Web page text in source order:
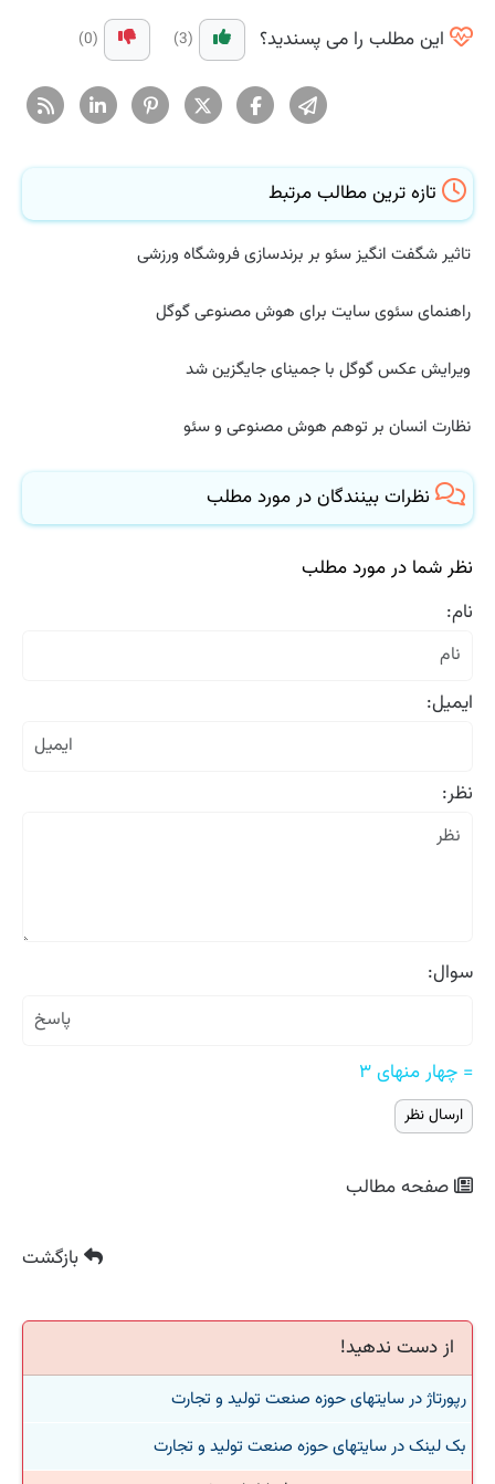
این مطلب را می پسندید؟ (3)
(0)
تازه ترین مطالب مرتبط
تاثیر شگفت انگیز سئو بر برندسازی فروشگاه ورزشی
راهنمای سئوی سایت برای هوش مصنوعی گوگل
ویرایش عکس گوگل با جمینای جایگزین شد
نظارت انسان بر توهم هوش مصنوعی و سئو
نظرات بینندگان در مورد مطلب
نظر شما در مورد مطلب
نام:
ایمیل:
نظر:
سوال:
= چهار منهای ۳
صفحه مطالب
بازگشت
از دست ندهید!
رپورتاژ در سایتهای حوزه صنعت تولید و تجارت
بک لینک در سایتهای حوزه صنعت تولید و تجارت